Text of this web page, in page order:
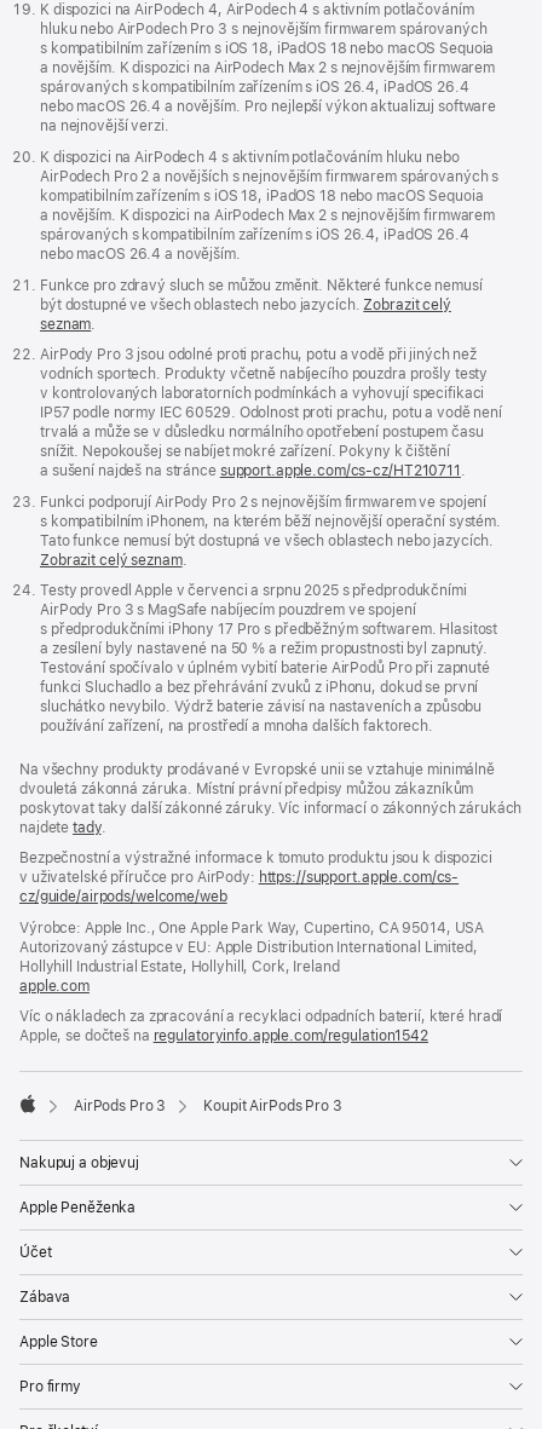
K dispozici na AirPodech 4, AirPodech 4 s aktivním potlačováním
hluku nebo AirPodech Pro 3 s nejnovějším firmwarem spárovaných
s kompatibilním zařízením s iOS 18, iPadOS 18 nebo macOS Sequoia
a novějším. K dispozici na AirPodech Max 2 s nejnovějším firmwarem
spárovaných s kompatibilním zařízením s iOS 26.4, iPadOS 26.4
nebo macOS 26.4 a novějším. Pro nejlepší výkon aktualizuj software
na nejnovější verzi.
K dispozici na AirPodech 4 s aktivním potlačováním hluku nebo
AirPodech Pro 2 a novějších s nejnovějším firmwarem spárovaných s
kompatibilním zařízením s iOS 18, iPadOS 18 nebo macOS Sequoia
a novějším. K dispozici na AirPodech Max 2 s nejnovějším firmwarem
spárovaných s kompatibilním zařízením s iOS 26.4, iPadOS 26.4
nebo macOS 26.4 a novějším.
Funkce pro zdravý sluch se můžou změnit. Některé funkce nemusí
být dostupné ve všech oblastech nebo jazycích. Zobrazit celý
seznam
AirPody Pro 3 jsou odolné proti prachu, potu a vodě při jiných než
vodních sportech. Produkty včetně nabíjecího pouzdra prošly testy
v kontrolovaných laboratorních podmínkách a vyhovují specifikaci
IP57 podle normy IEC 60529. Odolnost proti prachu, potu a vodě není
trvalá a může se v důsledku normálního opotřebení postupem času
snížit. Nepokoušej se nabíjet mokré zařízení. Pokyny k čištění
a sušení najdeš na stránce support.apple.com/cs-cz/HT210711 .
Funkci podporují AirPody Pro 2 s nejnovějším firmwarem ve spojení
s kompatibilním iPhonem, na kterém běží nejnovější operační systém.
Tato funkce nemusí být dostupná ve všech oblastech nebo jazycích.
Zobrazit celý seznam.
Testy provedl Apple v červenci a srpnu 2025 s předprodukčními
AirPody Pro 3 s MagSafe nabíjecím pouzdrem ve spojení
s předprodukčními iPhony 17 Pro s předběžným softwarem. Hlasitost
a zesílení byly nastavené na 50 % a režim propustnosti byl zapnutý.
Testování spočívalo v úplném vybití baterie AirPodů Pro při zapnuté
funkci Sluchadlo a bez přehrávání zvuků z iPhonu, dokud se první
sluchátko nevybilo. Výdrž baterie závisí na nastaveních a způsobu
používání zařízení, na prostředí a mnoha dalších faktorech.
Na všechny produkty prodávané v Evropské unii se vztahuje minimálně
dvouletá zákonná záruka. Místní právní předpisy můžou zákazníkům
poskytovat taky další zákonné záruky. Víc informací o zákonných zárukách
najdetetady.
Bezpečnostní a výstražné informace k tomuto produktu jsou k dispozici
v uživatelské příručce pro AirPody: https://support.apple.com/cs-
cz/guide/airpods/welcome/web(otevře
v novém
okně)
Výrobce: Apple Inc., One Apple Park Way, Cupertino, CA 95014, USA
Autorizovaný zástupce v EU: Apple Distribution International Limited,
Hollyhill Industrial Estate, Hollyhill, Cork, Ireland
apple.com(otevře
v novém
okně)
Víc o nákladech za zpracování a recyklaci odpadních baterií, které hradí
Apple, se dočteš na regulatoryinfo.apple.com/regulation1542(otevře
v novém
AirPods Pro 3 Koupit AirPods Pro 3
Nakupuj a objevuj
Apple Peněženka
Účet
Zábava
Apple Store
Pro firmy